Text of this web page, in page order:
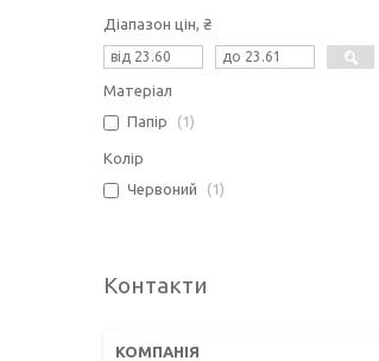
Діапазон цін, ₴
Матеріал
Папір
1
Колір
Червоний
1
Контакти